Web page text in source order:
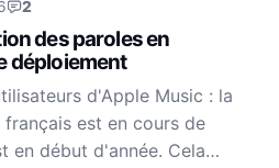
2
des paroles en
déploiement
d'Apple Music : la
est en cours de
en début d'année. Cela…